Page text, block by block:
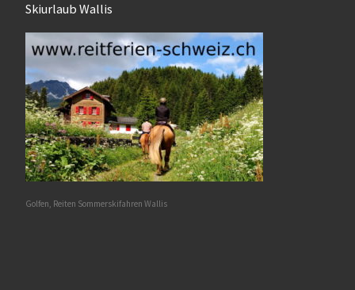
Skiurlaub Wallis
Golfen, Reiten Sommerskifahren Wallis